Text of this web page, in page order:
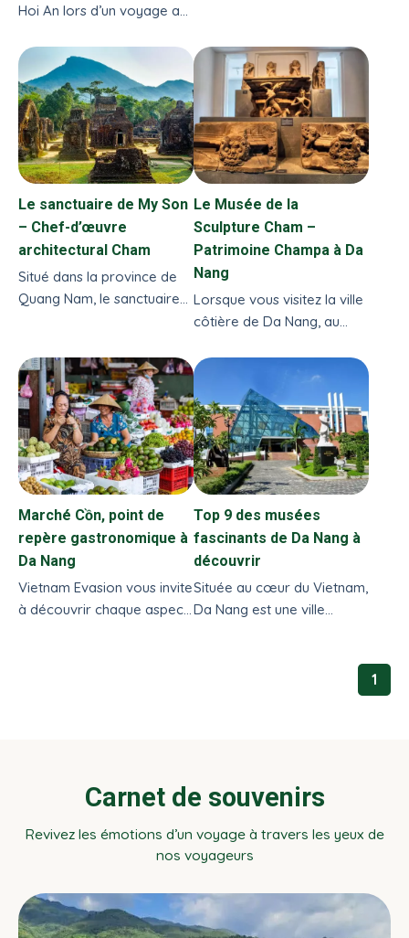
Hoi An lors d’un voyage au
itinéraire complet entre
histoire impériale, plages,
nature et vieille ville classée
UNESCO.
majestueuses et ses sites
culturels fascinants.
Le sanctuaire de My Son
– Chef-d’œuvre
architectural Cham
Situé dans la province de
Quang Nam, le sanctuaire
précieux du Vietnam, classé
au patrimoine mondial de
l’UNESCO en 1999.
Le Musée de la
Sculpture Cham –
Patrimoine Champa à Da
Nang
Lorsque vous visitez la ville
côtière de Da Nang, au
impossible de manquer l’un
de ses joyaux culturels : le
Musée de la Sculpture
Cham.
Marché Cồn, point de
repère gastronomique à
Da Nang
Vietnam Evasion vous invite
à découvrir chaque aspect
Top 9 des musées
fascinants de Da Nang à
découvrir
Située au cœur du Vietnam,
Da Nang est une ville
1
Carnet de souvenirs
Revivez les émotions d’un voyage à travers les yeux de
nos voyageurs